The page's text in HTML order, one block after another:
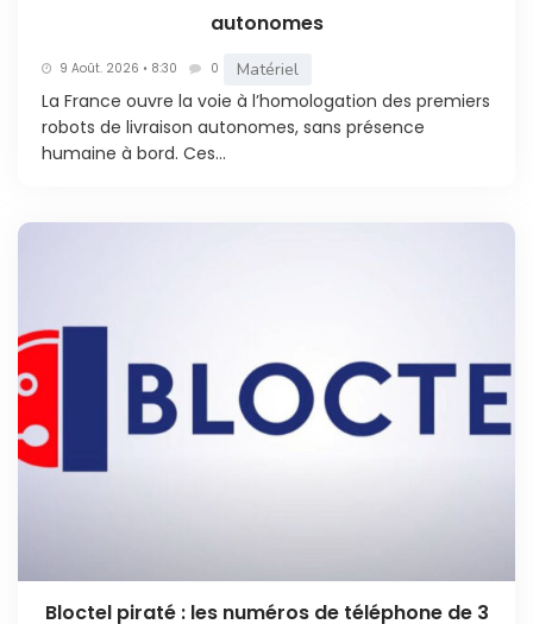
autonomes
9 Août. 2026 • 8:30 0 Matériel
La France ouvre la voie à l’homologation des premiers
robots de livraison autonomes, sans présence
humaine à bord. Ces...
Bloctel piraté : les numéros de téléphone de 3